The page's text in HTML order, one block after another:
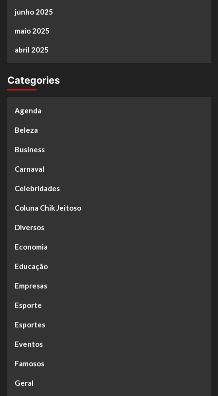
junho 2025
maio 2025
abril 2025
Categories
Agenda
Beleza
Business
Carnaval
Celebridades
Coluna Chik Jeitoso
Diversos
Economia
Educação
Empresas
Esporte
Esportes
Eventos
Famosos
Geral